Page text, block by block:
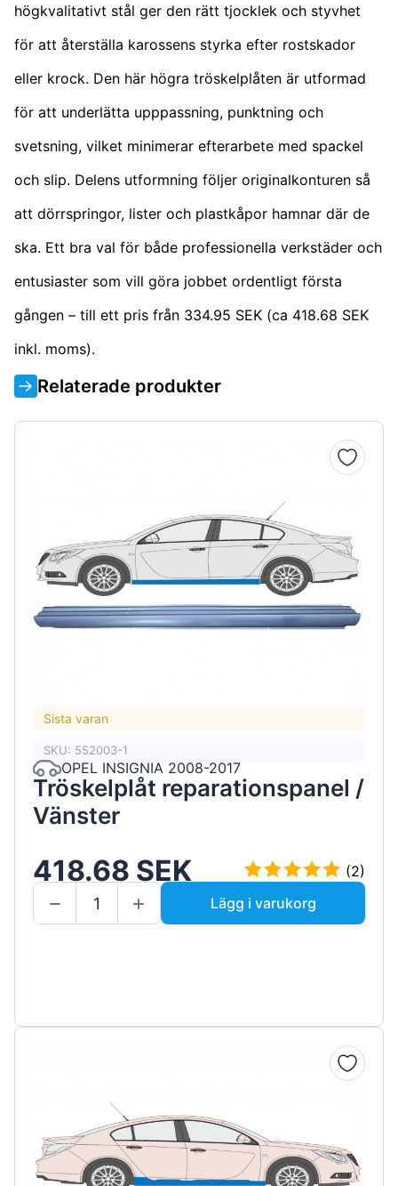
högkvalitativt stål ger den rätt tjocklek och styvhet
för att återställa karossens styrka efter rostskador
eller krock. Den här högra tröskelplåten är utformad
för att underlätta upppassning, punktning och
svetsning, vilket minimerar efterarbete med spackel
och slip. Delens utformning följer originalkonturen så
att dörrspringor, lister och plastkåpor hamnar där de
ska. Ett bra val för både professionella verkstäder och
entusiaster som vill göra jobbet ordentligt första
gången – till ett pris från 334.95 SEK (ca 418.68 SEK
inkl. moms).
Relaterade produkter
Sista varan
SKU: 552003-1
OPEL INSIGNIA 2008-2017
Tröskelplåt reparationspanel /
Vänster
418.68 SEK
(2)
Lägg i varukorg